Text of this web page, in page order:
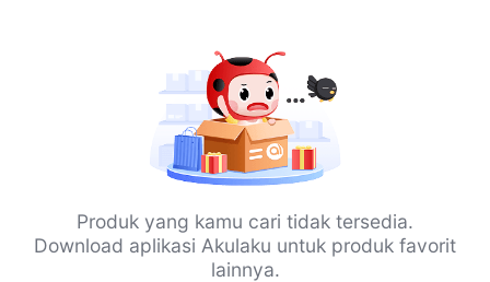
Produk yang kamu cari tidak tersedia.
Download aplikasi Akulaku untuk produk favorit
lainnya.